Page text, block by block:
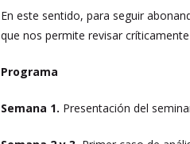
En este sentido, para seguir
que nos permite revisar
Programa
Semana 1. Presentación del